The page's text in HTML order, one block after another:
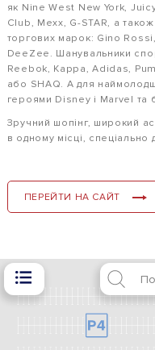
як Nine West New York,
Club, Mexx, G-STAR, а
торгових марок: Gino
DeeZee. Шанувальники
Reebok, Kappa, Аdidas,
або SHAQ. А для
героями Disney і Marvel та
Зручний шопінг, широкий
в одному місці, спеціально
ПЕРЕЙТИ НА САЙТ